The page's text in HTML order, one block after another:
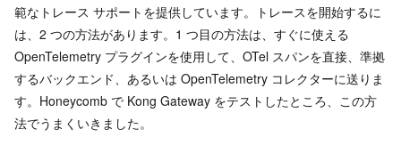
範なトレース サポートを提供しています。トレースを開始するに
は、2 つの方法があります。1 つ目の方法は、すぐに使える
OpenTelemetry プラグインを使用して、OTel スパンを直接、準拠
するバックエンド、あるいは OpenTelemetry コレクターに送りま
す。Honeycomb で Kong Gateway をテストしたところ、この方
法でうまくいきました。